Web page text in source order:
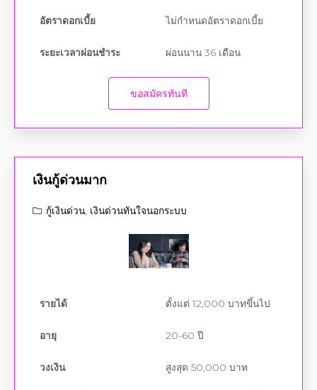
ระยะเวลาผ่อนชำระ ผ่อนนาน 36 เดือน
ขอสมัครทันที
กู้เงินด่วน,เงินด่วนทันใจนอกระบบ
ตั้งแต่ 12,000 บาทขึ้นไป
อายุ 20-60 ปี
วงเงิน สูงสุด 50,000 บาท
อัตราดอกเบี้ย ไม่กำหนดอัตราดอกเบี้ย